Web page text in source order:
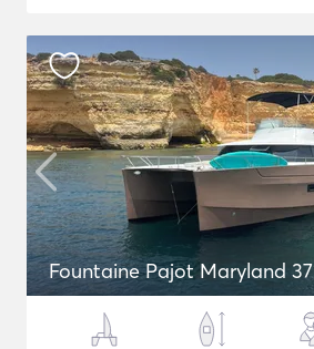
Fountaine Pajot Maryland 37